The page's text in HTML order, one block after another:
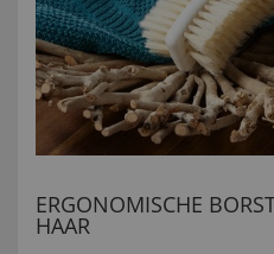
ERGONOMISCHE
HAAR